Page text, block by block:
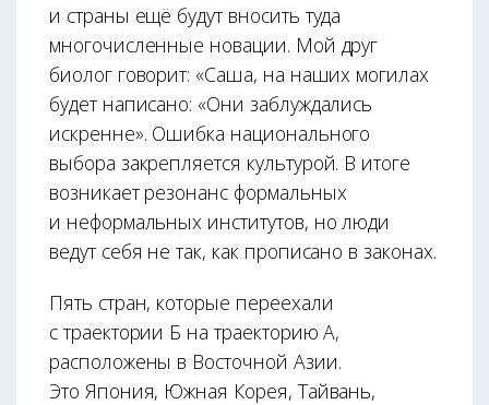
и страны ещё будут вносить туда
многочисленные новации. Мой друг
биолог говорит: «Саша, на наших могилах
будет написано: «Они заблуждались
искренне». Ошибка национального
выбора закрепляется культурой. В итоге
возникает резонанс формальных
и неформальных институтов, но люди
ведут себя не так, как прописано в законах.
Пять стран, которые переехали
с траектории Б на траекторию А,
расположены в Восточной Азии.
Это Япония, Южная Корея, Тайвань,